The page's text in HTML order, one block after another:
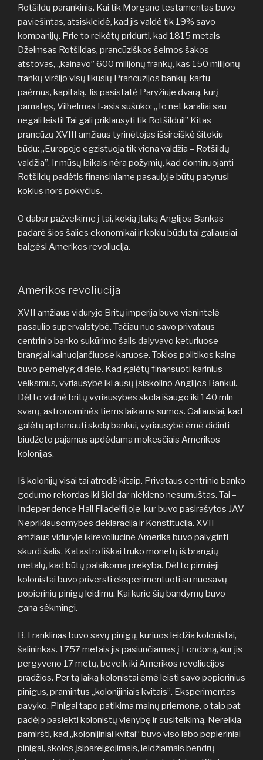
Rotšildų parankinis. Kai tik Morgano testamentas buvo
paviešintas, atsiskleidė, kad jis valdė tik 19% savo
kompanijų. Prie to reikėtų pridurti, kad 1815 metais
Džeimsas Rotšildas, prancūziškos šeimos šakos
atstovas, „kainavo” 600 milijonų frankų, kas 150 milijonų
frankų viršijo visų likusių Prancūzijos bankų, kartu
paėmus, kapitalą. Jis pasistatė Paryžiuje dvarą, kurį
pamatęs, Vilhelmas I-asis sušuko: „To net karaliai sau
negali leisti! Tai gali priklausyti tik Rotšildui!” Kitas
prancūzų XVIII amžiaus tyrinėtojas išsireiškė šitokiu
būdu: „Europoje egzistuoja tik viena valdžia – Rotšildų
valdžia”. Ir mūsų laikais nėra požymių, kad dominuojanti
Rotšildų padėtis finansiniame pasaulyje būtų patyrusi
kokius nors pokyčius.
O dabar pažvelkime į tai, kokią įtaką Anglijos Bankas
padarė šios šalies ekonomikai ir kokiu būdu tai galiausiai
baigėsi Amerikos revoliucija.
Amerikos revoliucija
XVII amžiaus viduryje Britų imperija buvo vienintelė
pasaulio supervalstybė. Tačiau nuo savo privataus
centrinio banko sukūrimo šalis dalyvavo keturiuose
brangiai kainuojančiuose karuose. Tokios politikos kaina
buvo pernelyg didelė. Kad galėtų finansuoti karinius
veiksmus, vyriausybė iki ausų įsiskolino Anglijos Bankui.
Dėl to vidinė britų vyriausybės skola išaugo iki 140 mln
svarų, astronominės tiems laikams sumos. Galiausiai, kad
galėtų aptarnauti skolą bankui, vyriausybė ėmė didinti
biudžeto pajamas apdėdama mokesčiais Amerikos
kolonijas.
Iš kolonijų visai tai atrodė kitaip. Privataus centrinio banko
godumo rekordas iki šiol dar niekieno nesumuštas. Tai –
Independence Hall Filadelfijoje, kur buvo pasirašytos JAV
Nepriklausomybės deklaracija ir Konstitucija. XVII
amžiaus viduryje ikirevoliucinė Amerika buvo palyginti
skurdi šalis. Katastrofiškai trūko monetų iš brangių
metalų, kad būtų palaikoma prekyba. Dėl to pirmieji
kolonistai buvo priversti eksperimentuoti su nuosavų
popierinių pinigų leidimu. Kai kurie šių bandymų buvo
gana sėkmingi.
B. Franklinas buvo savų pinigų, kuriuos leidžia kolonistai,
šalininkas. 1757 metais jis pasiunčiamas į Londoną, kur jis
pergyveno 17 metų, beveik iki Amerikos revoliucijos
pradžios. Per tą laiką kolonistai ėmė leisti savo popierinius
pinigus, pramintus „kolonijiniais kvitais”. Eksperimentas
pavyko. Pinigai tapo patikima mainų priemone, o taip pat
padėjo pasiekti kolonistų vienybę ir susitelkimą. Nereikia
pamiršti, kad „kolonijiniai kvitai” buvo viso labo popieriniai
pinigai, skolos įsipareigojimais, leidžiamais bendrų